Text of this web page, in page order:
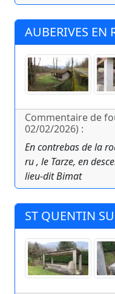
AUBERIVES EN
Commentaire de
02/02/2026) :
En contrebas de la
ru , le Tarze, en
lieu-dit Bimat
ST QUENTIN